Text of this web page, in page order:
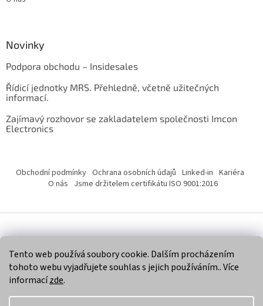
Tento web používá soubory cookie. Dalším procházením
tohoto webu vyjadřujete souhlas s jejich používáním.. Více
informacízde.
Novinky
Podpora obchodu – Insidesales
Řídicí jednotky MRS. Přehledně, včetně užitečných
informací.
Zajímavý rozhovor se zakladatelem společnosti Imcon
Electronics
Obchodní podmínky Ochrana osobních údajů Linked-in Kariéra
O nás Jsme držitelem certifikátu ISO 9001:2016
Copyright 2026